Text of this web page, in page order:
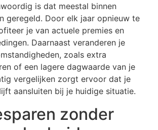
is dat meestal binnen
geregeld. Door elk jaar opnieuw te
je van actuele premies en
Daarnaast veranderen je
zoals extra
of een lagere dagwaarde van je
vergelijken zorgt ervoor dat je
aansluiten bij je huidige situatie.
zonder